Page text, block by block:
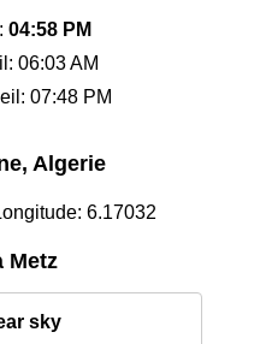
04:58 PM
06:03 AM
07:48 PM
Algerie
6.17032
Metz
sky